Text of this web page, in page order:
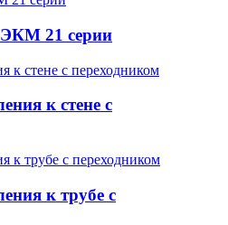
21 серии
к стене с
к трубе с